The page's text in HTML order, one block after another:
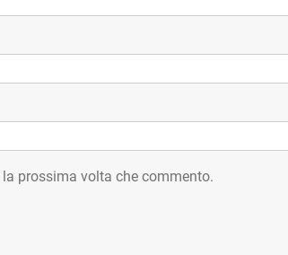
prossima volta che commento.